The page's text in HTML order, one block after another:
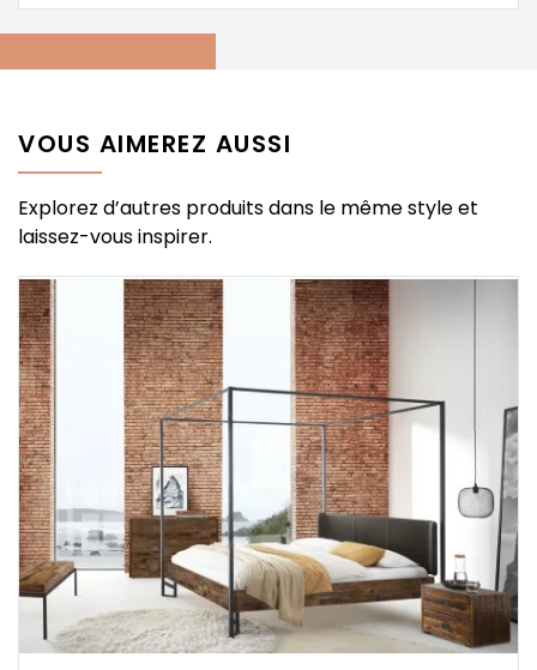
VOUS AIMEREZ AUSSI
Explorez d’autres produits dans le même style et
laissez-vous inspirer.